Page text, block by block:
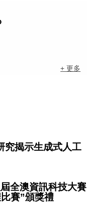
+ 更多
究揭示生成式人工
全澳資訊科技大賽
賽”頒獎禮